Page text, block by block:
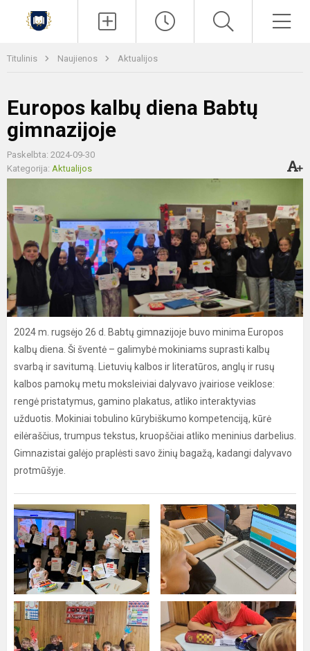
Titulinis Naujienos Aktualijos
Europos kalbų diena Babtų
gimnazijoje
Paskelbta: 2024-09-30
Kategorija: Aktualijos
2024 m. rugsėjo 26 d. Babtų gimnazijoje buvo minima Europos
kalbų diena. Ši šventė – galimybė mokiniams suprasti kalbų
svarbą ir savitumą. Lietuvių kalbos ir literatūros, anglų ir rusų
kalbos pamokų metu moksleiviai dalyvavo įvairiose veiklose:
rengė pristatymus, gamino plakatus, atliko interaktyvias
užduotis. Mokiniai tobulino kūrybiškumo kompetenciją, kūrė
eilėraščius, trumpus tekstus, kruopščiai atliko meninius darbelius.
Gimnazistai galėjo praplėsti savo žinių bagažą, kadangi dalyvavo
protmūšyje.